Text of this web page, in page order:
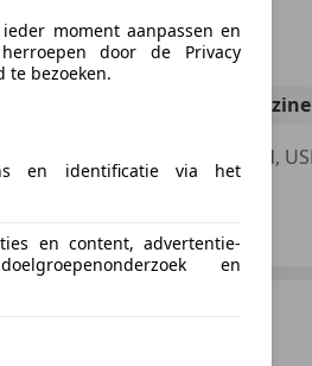
Benzine
moment aanpassen en
door de Privacy
te bezoeken.
en identificatie via het
en content, advertentie-
en